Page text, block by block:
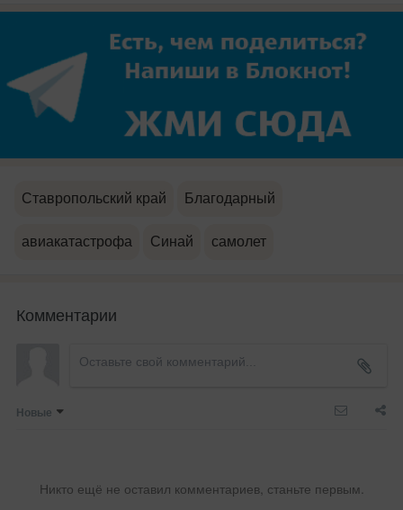
Ставропольский край Благодарный
авиакатастрофа Синай самолет
Комментарии
Новые
Никто ещё не оставил комментариев, станьте первым.